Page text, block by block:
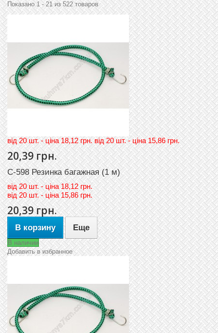
Показано 1 - 21 из 522 товаров
вiд 20 шт. - цiна 18,12 грн. вiд 20 шт. - цiна 15,86 грн.
20,39 грн.
C-598 Резинка багажная (1 м)
вiд20 шт. - цiна 18,12 грн.
вiд20 шт. - цiна 15,86 грн.
20,39 грн.
В корзину Еще
В наличии
Добавить в избранное